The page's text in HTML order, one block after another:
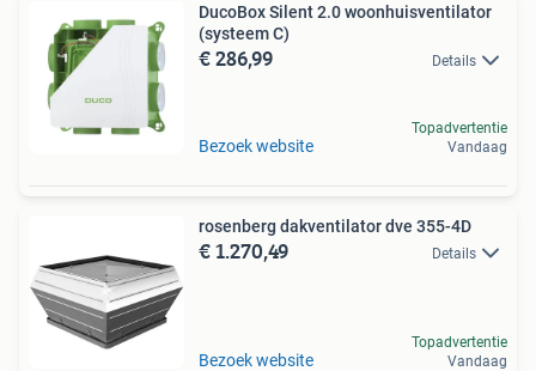
DucoBox Silent 2.0 woonhuisventilator
(systeem C)
€ 286,99 Details
Bezoek website
Topadvertentie
Vandaag
rosenberg dakventilator dve 355-4D
€ 1.270,49 Details
Bezoek website
Topadvertentie
Vandaag